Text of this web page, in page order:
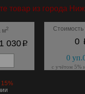
товар из города
м2
1 030p
Стоимость
0
0уп.
с учётом 5%
15%